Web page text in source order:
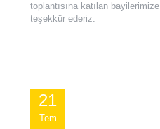
toplantısına katılan bayilerimize
teşekkür ederiz.
21
Tem